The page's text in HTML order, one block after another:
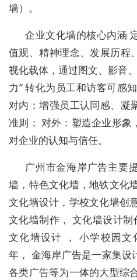
墙）。
企业文化墙的核心内涵
值观、精神理念、发展历程
视化载体，通过图文、影音
力” 转化为员工和访客可感
对内：增强员工认同感、凝
准则； 对外：塑造企业形象
对企业的认知与信任。
广州市金海岸广告主要
墙，特色文化墙，地铁文化
文化墙设计，学校文化墙创
文化墙制作， 文化墙设计
文化墙设计 ， 小学校园文
年， 金海岸广告是一家集设
各类广告等为一体的大型综